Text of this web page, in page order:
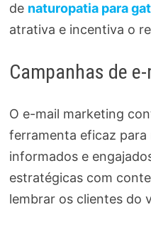
de naturopatia para
atrativa e incentiva o
Campanhas de
O e-mail marketing
ferramenta eficaz
informados e
estratégicas com
lembrar os clientes do